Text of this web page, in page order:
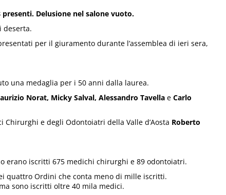
Delusione nel salone vuoto.
deserta.
per il giuramento durante l’assemblea di ieri sera,
una medaglia per i 50 anni dalla laurea.
Norat, Micky Salval, Alessandro Tavella e Carlo
e degli Odontoiatri della Valle d’Aosta Roberto
erano iscritti 675 medichi chirurghi e 89 odontoiatri.
quattro Ordini che conta meno di mille iscritti.
sono iscritti oltre 40 mila medici.